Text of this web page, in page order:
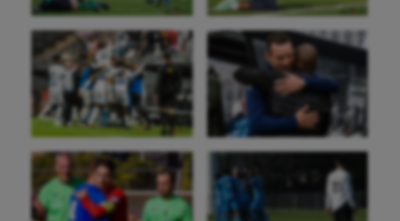
Course à pied
Crossfit
Cyclisme
Danse
Equitation
Escalade